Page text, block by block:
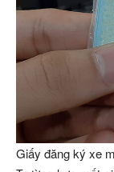
Giấy đăng ký xe